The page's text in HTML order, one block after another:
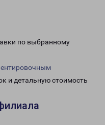
по выбранному
и детальную стоимость